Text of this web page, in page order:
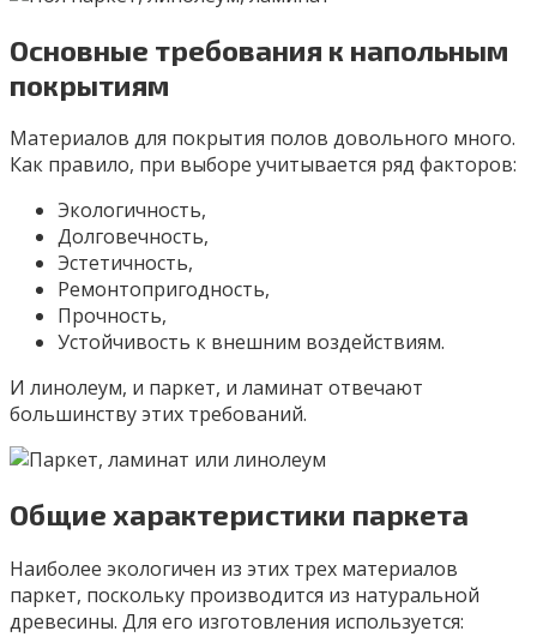
Основные требования к напольным
покрытиям
Материалов для покрытия полов довольного много.
Как правило, при выборе учитывается ряд факторов:
Экологичность,
Долговечность,
Эстетичность,
Ремонтопригодность,
Прочность,
Устойчивость к внешним воздействиям.
И линолеум, и паркет, и ламинат отвечают
большинству этих требований.
Общие характеристики паркета
Наиболее экологичен из этих трех материалов
паркет, поскольку производится из натуральной
древесины. Для его изготовления используется: